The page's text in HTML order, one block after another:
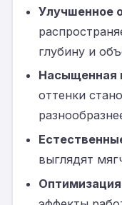
Улучшенное
глубину и
Насыщенная
оттенки
выглядят